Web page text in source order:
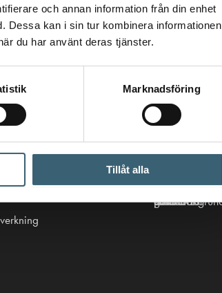
och annan information från din enhet
Dessa kan i sin tur kombinera informationen
du har använt deras tjänster.
Marknadsföring
Tillåt alla
Följ oss